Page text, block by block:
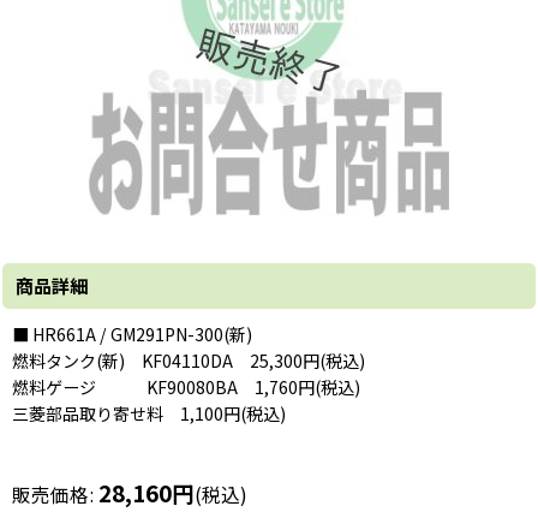
商品詳細
■ HR661A / GM291PN-300(新)
燃料タンク(新) KF04110DA 25,300円(税込)
燃料ゲージ KF90080BA 1,760円(税込)
三菱部品取り寄せ料 1,100円(税込)
販売価格: 28,160円(税込)